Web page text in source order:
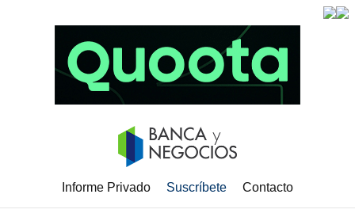
Informe Privado Suscríbete Contacto